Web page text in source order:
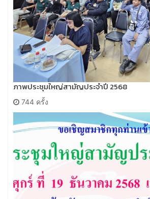
ภาพประชุมใหญ่สามัญประจำปี 2568
744 ครั้ง